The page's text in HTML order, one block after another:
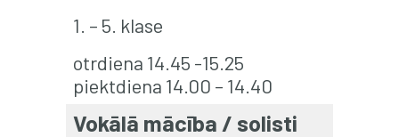
1. – 5. klase
otrdiena 14.45 -15.25
piektdiena 14.00 – 14.40
Vokālā mācība / solisti